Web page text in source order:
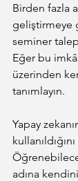
Birden fazla
geliştirmeye
seminer
Eğer bu
üzerinden
tanımlayın.
Yapay
adına